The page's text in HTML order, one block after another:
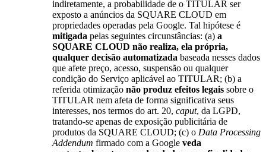
indiretamente, a probabilidade de o TITULAR ser
exposto a anúncios da SQUARE CLOUD em
propriedades operadas pela Google. Tal hipótese é
mitigada pelas seguintes circunstâncias: (a) a
SQUARE CLOUD não realiza, ela própria,
qualquer decisão automatizada baseada nesses dados
que afete preço, acesso, suspensão ou qualquer
condição do Serviço aplicável ao TITULAR; (b) a
referida otimização não produz efeitos legais sobre o
TITULAR nem afeta de forma significativa seus
interesses, nos termos do art. 20, caput, da LGPD,
tratando-se apenas de exposição publicitária de
produtos da SQUARE CLOUD; (c) o Data Processing
Addendum firmado com a Google veda